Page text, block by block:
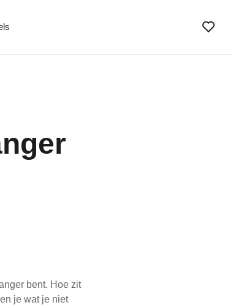
bent. Hoe zit
je wat je niet